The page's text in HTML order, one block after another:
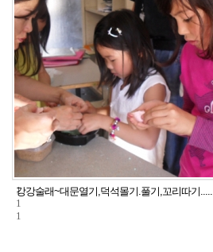
1
1
1
강강술래~대문열기,덕석몰기.풀기,꼬리따기.....